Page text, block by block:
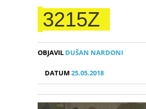
3215Z
OBJAVIL DUŠAN NARDONI
DATUM25.05.2018